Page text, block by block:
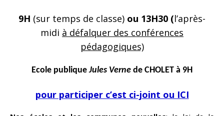
9H (sur temps de classe) ou 13H30 (l’après-
midi à défalquer des conférences
pédagogiques)
Ecole publiqueJules Verne de CHOLET à 9H
pour participer c’est ci-joint ou ICI